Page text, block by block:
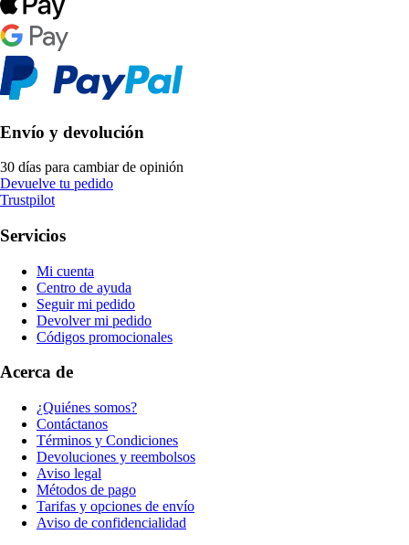
Envío y devolución
30 días para cambiar de opinión
Devuelve tu pedido
Trustpilot
Servicios
Mi cuenta
Centro de ayuda
Seguir mi pedido
Devolver mi pedido
Códigos promocionales
Acerca de
¿Quiénes somos?
Contáctanos
Términos y Condiciones
Devoluciones y reembolsos
Aviso legal
Métodos de pago
Tarifas y opciones de envío
Aviso de confidencialidad